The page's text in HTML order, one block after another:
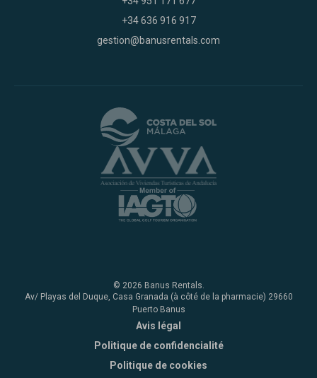
+34 636 916 917
gestion@banusrentals.com
© 2026 Banus Rentals.
Av/ Playas del Duque, Casa Granada (à côté de la pharmacie) 29660
Puerto Banus
Avis légal
Politique de confidencialité
Politique de cookies